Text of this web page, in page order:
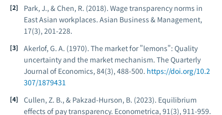
Park, J., & Chen, R. (2018). Wage transparency norms in
East Asian workplaces. Asian Business & Management,
17(3), 201-228.
Akerlof, G. A. (1970). The market for "lemons": Quality
uncertainty and the market mechanism. The Quarterly
Journal of Economics, 84(3), 488-500. https://doi.org/10.2
307/1879431
Cullen, Z. B., & Pakzad-Hurson, B. (2023). Equilibrium
effects of pay transparency. Econometrica, 91(3), 911-959.